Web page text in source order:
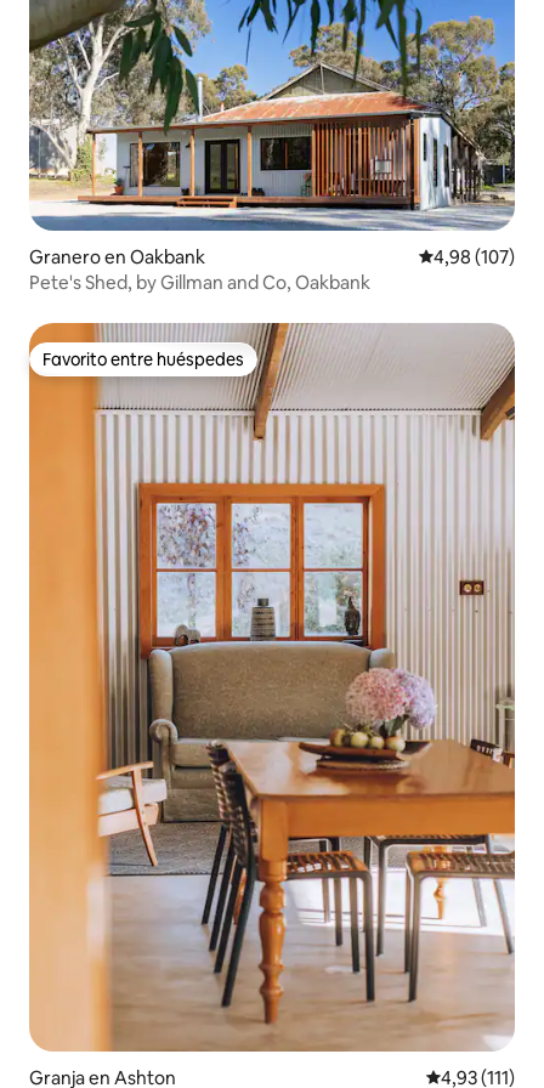
Granero en Oakbank Calificación
4,98 (107)
Pete's Shed, by Gillman and Co, Oakbank
Favorito entre huéspedes
Favorito entre huéspedes
Granja en Ashton Calificación
4,93 (111)